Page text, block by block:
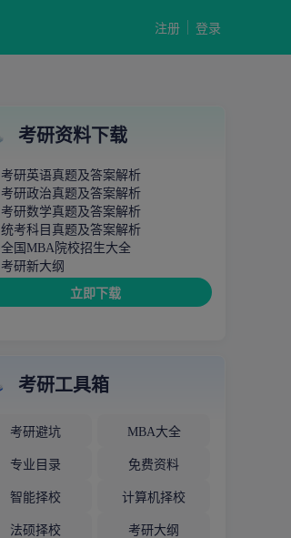
注册 登录
考研资料下载
考研英语真题及答案解析
考研政治真题及答案解析
考研数学真题及答案解析
统考科目真题及答案解析
全国MBA院校招生大全
考研新大纲
立即下载
考研工具箱
考研避坑 MBA大全
专业目录 免费资料
智能择校 计算机择校
法硕择校 考研大纲